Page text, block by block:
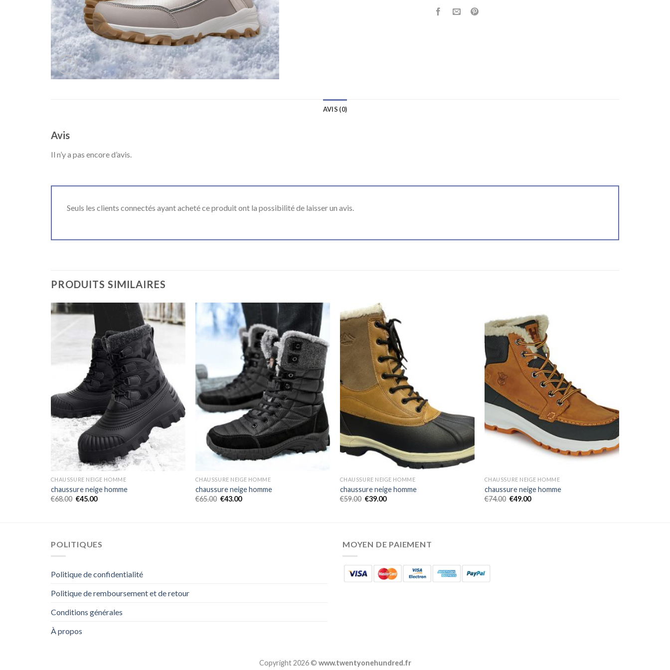
AVIS (0)
Avis
Il n’y a pas encore d’avis.
Seuls les clients connectés ayant acheté ce produit ont la possibilité de laisser un avis.
PRODUITS SIMILAIRES
CHAUSSURE NEIGE HOMME
chaussure neige homme
€68.00 €45.00
CHAUSSURE NEIGE HOMME
chaussure neige homme
€65.00 €43.00
CHAUSSURE NEIGE HOMME
chaussure neige homme
€59.00 €39.00
CHAUSSURE NEIGE HOMME
chaussure neige homme
€74.00 €49.00
POLITIQUES
Politique de confidentialité
Politique de remboursement et de retour
Conditions générales
À propos
MOYEN DE PAIEMENT
Copyright 2026 © www.twentyonehundred.fr